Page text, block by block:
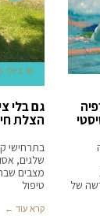
של
16 ביולי 2026
גם בלי
הצלת
בתרחישי
שלגים,
מצבים
טיפול
קרא עוד ←